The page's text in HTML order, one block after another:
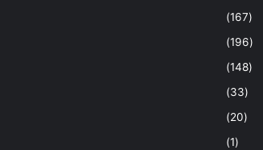
(167)
(196)
(148)
(33)
(20)
(1)